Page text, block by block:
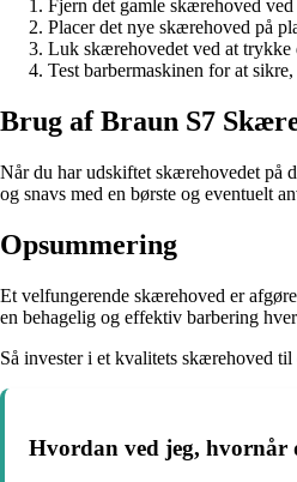
Fjern det gamle skærehoved
Placer det nye skærehoved på
Luk skærehovedet ved at
Test barbermaskinen for at
Brug af Braun S7
Når du har udskiftet skærehovedet på
og snavs med en børste og eventuelt
Opsummering
Et velfungerende skærehoved er
en behagelig og effektiv barbering
Så invester i et kvalitets skærehoved
Hvordan ved jeg, hvornår